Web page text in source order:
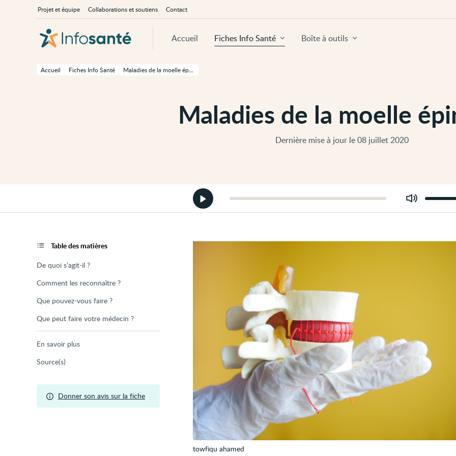
Maladies de la moelle
Dernière mise à jour le 08 juillet 2020
Accueil Fiches Info Santé Maladies de la moelle épinière
principale
Accueil Fiches Info Santé Boîte à outils
À
propos
Projet et équipe Collaborations et soutiens Contact
Démarrer
la
version
page
Modifier
volume
towfiqu ahamed
Table des matières
De quoi s’agit-il ?
Comment les reconnaître ?
Que pouvez-vous faire ?
Que peut faire votre médecin ?
En savoir plus
Source(s)
Donner son avis sur la fiche